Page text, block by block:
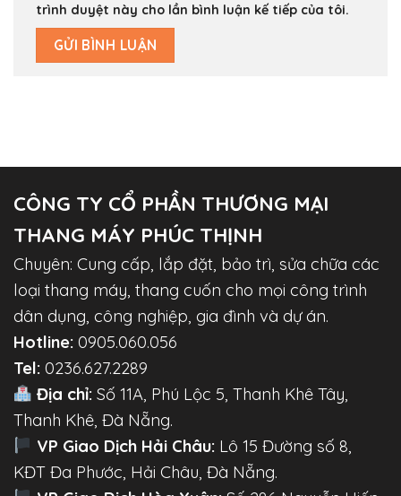
trình duyệt này cho lần bình luận kế tiếp của tôi.
CÔNG TY CỔ PHẦN THƯƠNG MẠI
THANG MÁY PHÚC THỊNH
Chuyên: Cung cấp, lắp đặt, bảo trì, sửa chữa các
loại thang máy, thang cuốn cho mọi công trình
dân dụng, công nghiệp, gia đình và dự án.
Hotline: 0905.060.056
Tel: 0236.627.2289
Địa chỉ: Số 11A, Phú Lộc 5, Thanh Khê Tây,
Thanh Khê, Đà Nẵng.
VP Giao Dịch Hải Châu: Lô 15 Đường số 8,
KĐT Đa Phước, Hải Châu, Đà Nẵng.